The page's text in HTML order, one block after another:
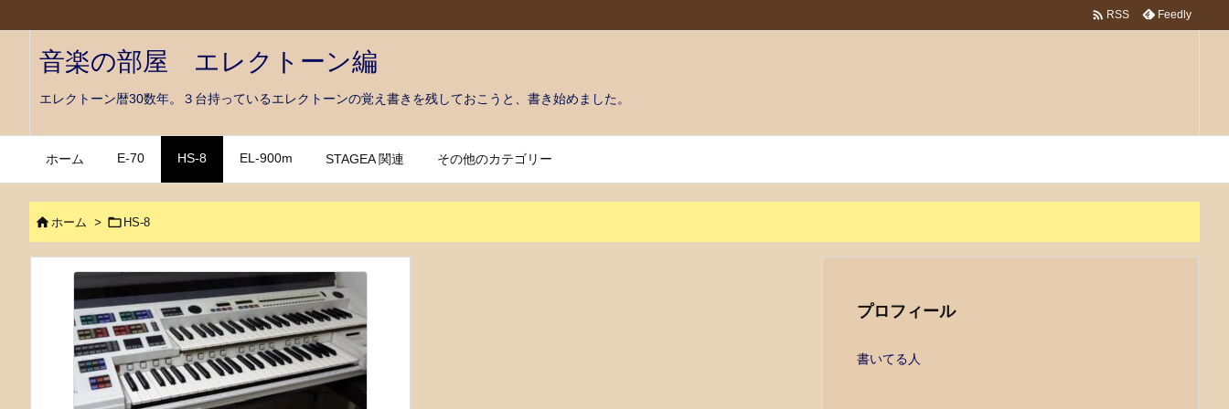
音楽の部屋 エレクトーン編
エレクトーン暦30数年。３台持っているエレクトーンの覚え書きを残しておこうと、書き始めました。
ホーム E-70 HS-8 EL-900m STAGEA 関連 その他のカテゴリー
 RSS Feedly
ホーム >  HS-8
プロフィール
書いてる人